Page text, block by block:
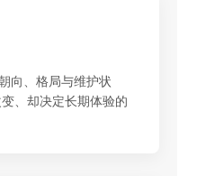
向、格局与维护状
、却决定长期体验的